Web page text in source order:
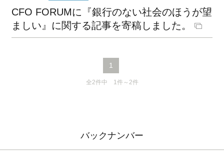
CFO FORUMに『銀行のない社会のほうが望
ましい』に関する記事を寄稿しました。
1
全2件中 1件～2件
バックナンバー